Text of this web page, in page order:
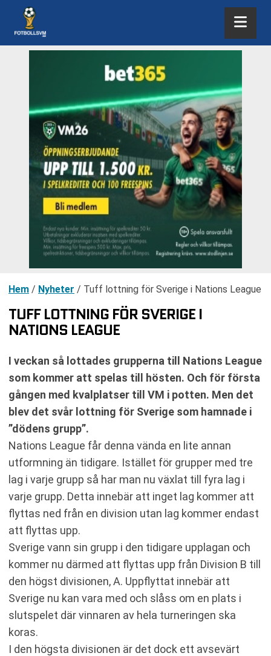
Hem / Nyheter / Tuff lottning för Sverige i Nations League
TUFF LOTTNING FÖR SVERIGE I
NATIONS LEAGUE
I veckan så lottades grupperna till Nations League
som kommer att spelas till hösten. Och för första
gången med kvalplatser till VM i potten. Men det
blev det svår lottning för Sverige som hamnade i
”dödens grupp”.
Nations League får denna vända en lite annan
utformning än tidigare. Istället för grupper med tre
lag i varje grupp så har man nu växlat till fyra lag i
varje grupp. Detta innebär att inget lag kommer att
flyttas ned från en division utan lag kommer endast
att flyttas upp.
Sverige vann sin grupp i den tidigare upplagan och
kommer nu därmed att flyttas upp från Division B till
den högst divisionen, A. Uppflyttat innebär att
Sverige nu kan vara med och slåss om en plats i
slutspelet där vinnaren av hela turneringen ska
koras.
I den högsta divisionen är det dock ett avsevärt